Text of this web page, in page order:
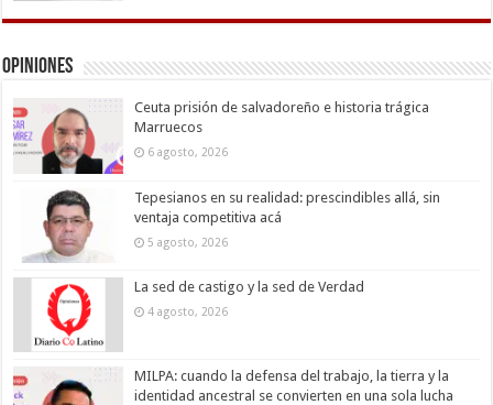
Opiniones
Ceuta prisión de salvadoreño e historia trágica
Marruecos
6 agosto, 2026
Tepesianos en su realidad: prescindibles allá, sin
ventaja competitiva acá
5 agosto, 2026
La sed de castigo y la sed de Verdad
4 agosto, 2026
MILPA: cuando la defensa del trabajo, la tierra y la
identidad ancestral se convierten en una sola lucha